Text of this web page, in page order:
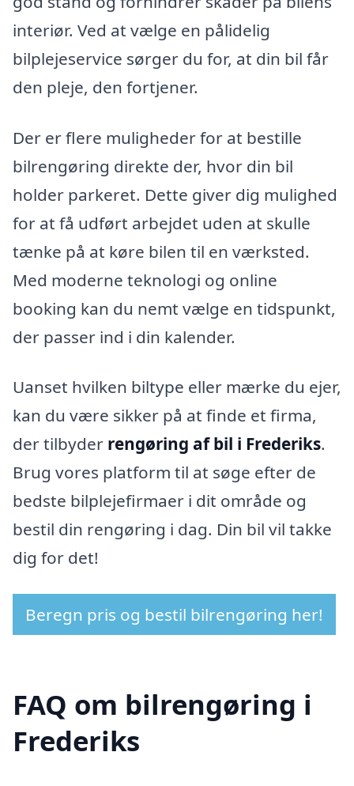
interiør. Ved at vælge en pålidelig
bilplejeservice sørger du for, at din bil får
den pleje, den fortjener.
Der er flere muligheder for at bestille
bilrengøring direkte der, hvor din bil
holder parkeret. Dette giver dig mulighed
for at få udført arbejdet uden at skulle
tænke på at køre bilen til en værksted.
Med moderne teknologi og online
booking kan du nemt vælge en tidspunkt,
der passer ind i din kalender.
Uanset hvilken biltype eller mærke du ejer,
kan du være sikker på at finde et firma,
der tilbyder rengøring af bil i Frederiks.
Brug vores platform til at søge efter de
bedste bilplejefirmaer i dit område og
bestil din rengøring i dag. Din bil vil takke
dig for det!
Beregn pris og bestil bilrengøring her!
FAQ om bilrengøring i
Frederiks